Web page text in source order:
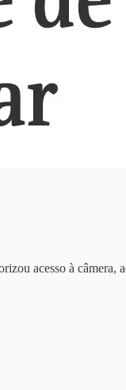
acesso à